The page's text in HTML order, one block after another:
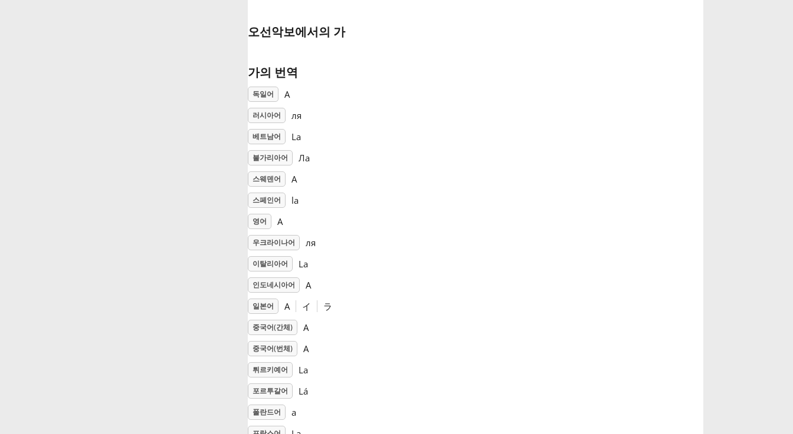
오선악보에서의 가
가의 번역
독일어 A
러시아어 ля
베트남어 La
불가리아어 Ла
스웨덴어 A
스페인어 la
영어 A
우크라이나어 ля
이탈리아어 La
인도네시아어 A
일본어 A イ ラ
중국어(간체) A
중국어(번체) A
튀르키예어 La
포르투갈어 Lá
폴란드어 a